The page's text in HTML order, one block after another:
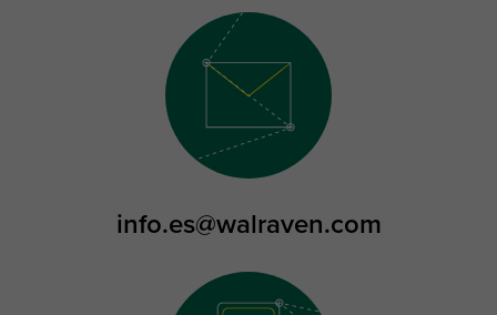
info.es@walraven.com